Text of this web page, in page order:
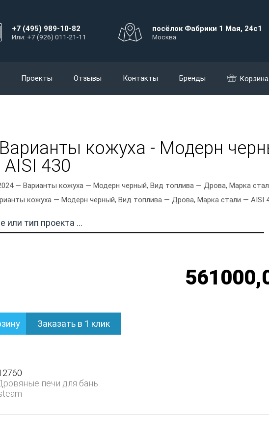
+7 (495) 989-10-82
Или: +7 (926) 011-21-11
посёлок Фабрики 1 Мая, 24с1
Москва
Проекты Отзывы Контакты Бренды Корзина
кожуха - Модерн
430
— Варианты кожуха — Модерн черный, Вид топлива — Дрова, Марка
кожуха — Модерн черный, Вид топлива — Дрова, Марка стали — AISI
Заказать в 1 клик
печи для бань